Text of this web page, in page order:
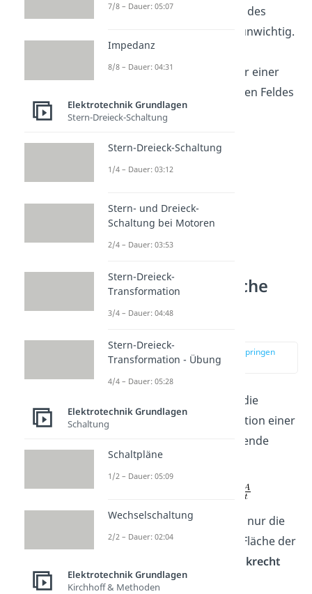
die Ursache der Änderung des
magnetischen Fluss Φ ist unwichtig.
Sie kann sowohl auf einer
Bewegung des Leiters oder einer
Änderung des magnetischen Feldes
beruhen.
Elektromagnetische
Induktion von
Spannung
zur Stelle im Video springen
(05:03)
für die
elektromagnetische Induktion einer
Spannung beschreibt folgende
Formel:
Wichtig ist dabei, dass
nur die
vom Feld durchdrungene Fläche der
senkrecht
durch A geht.
7/8 – Dauer: 05:07
Impedanz
8/8 – Dauer: 04:31
Elektrotechnik Grundlagen
Stern-Dreieck-Schaltung
Stern-Dreieck-Schaltung
1/4 – Dauer: 03:12
Stern- und Dreieck-
Schaltung bei Motoren
2/4 – Dauer: 03:53
Stern-Dreieck-
Transformation
3/4 – Dauer: 04:48
Stern-Dreieck-
Transformation - Übung
4/4 – Dauer: 05:28
Elektrotechnik Grundlagen
Schaltung
Schaltpläne
1/2 – Dauer: 05:09
Wechselschaltung
2/2 – Dauer: 02:04
Elektrotechnik Grundlagen
Kirchhoff & Methoden